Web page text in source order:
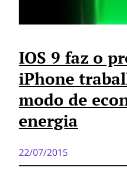
IOS 9 faz o
iPhone
modo de
energia
22/07/2015